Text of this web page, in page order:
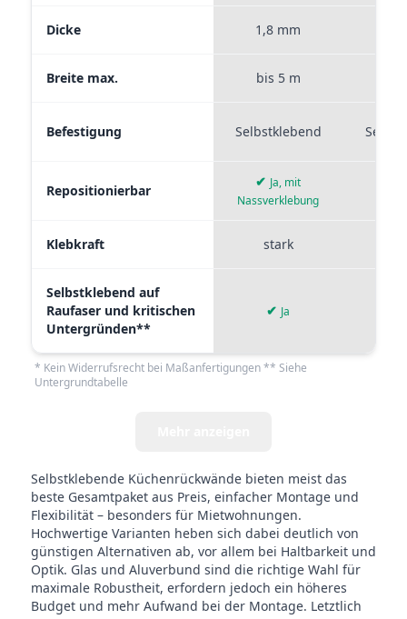
Dicke 1,8 mm
Breite max. bis 5 m
Befestigung Selbstklebend
Repositionierbar
✔ Ja, mit
Nassverklebung
Klebkraft stark
Selbstklebend auf
Raufaser und kritischen
Untergründen**
✔ Ja
* Kein Widerrufsrecht bei Maßanfertigungen ** Siehe
Untergrundtabelle
Selbstklebende Küchenrückwände bieten meist das
beste Gesamtpaket aus Preis, einfacher Montage und
Flexibilität – besonders für Mietwohnungen.
Hochwertige Varianten heben sich dabei deutlich von
günstigen Alternativen ab, vor allem bei Haltbarkeit und
Optik. Glas und Aluverbund sind die richtige Wahl für
maximale Robustheit, erfordern jedoch ein höheres
Budget und mehr Aufwand bei der Montage. Letztlich